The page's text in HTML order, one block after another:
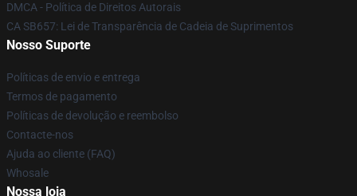
DMCA - Política de Direitos Autorais
CA SB657: Lei de Transparência de Cadeia de Suprimentos
Nosso Suporte
Políticas de envio e entrega
Termos de pagamento
Políticas de devolução e reembolso
Contacte-nos
Ajuda ao cliente (FAQ)
Whosale
Nossa loja